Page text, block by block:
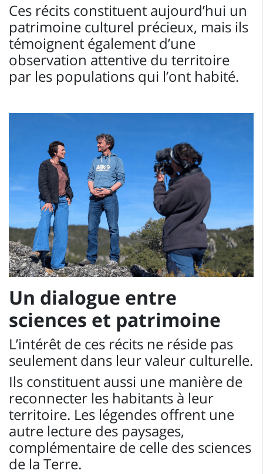
Ces récits constituent aujourd’hui un
patrimoine culturel précieux, mais ils
témoignent également d’une
observation attentive du territoire
par les populations qui l’ont habité.
Un dialogue entre
sciences et patrimoine
L’intérêt de ces récits ne réside pas
seulement dans leur valeur culturelle.
Ils constituent aussi une manière de
reconnecter les habitants à leur
territoire. Les légendes offrent une
autre lecture des paysages,
complémentaire de celle des sciences
de la Terre.